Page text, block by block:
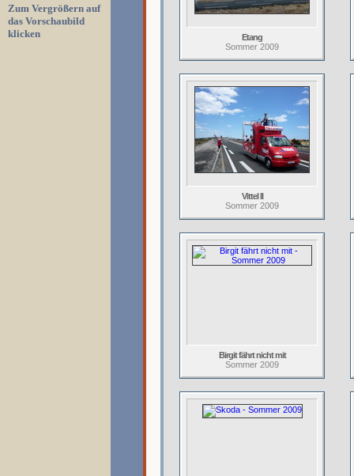
Zum Vergrößern auf
das Vorschaubild
klicken
Etang
Sommer 2009
Vittel II
Sommer 2009
Birgit fährt nicht mit
Sommer 2009